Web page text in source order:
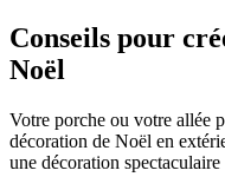
Conseils pour
Noël
Votre porche ou votre allée
décoration de Noël en
une décoration spectaculaire